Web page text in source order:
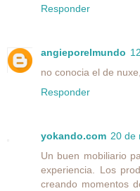
Responder
angieporelmundo
no conocia el de
Responder
yokando.com 20 de
Un buen mobiliario
experiencia. Los
creando momentos